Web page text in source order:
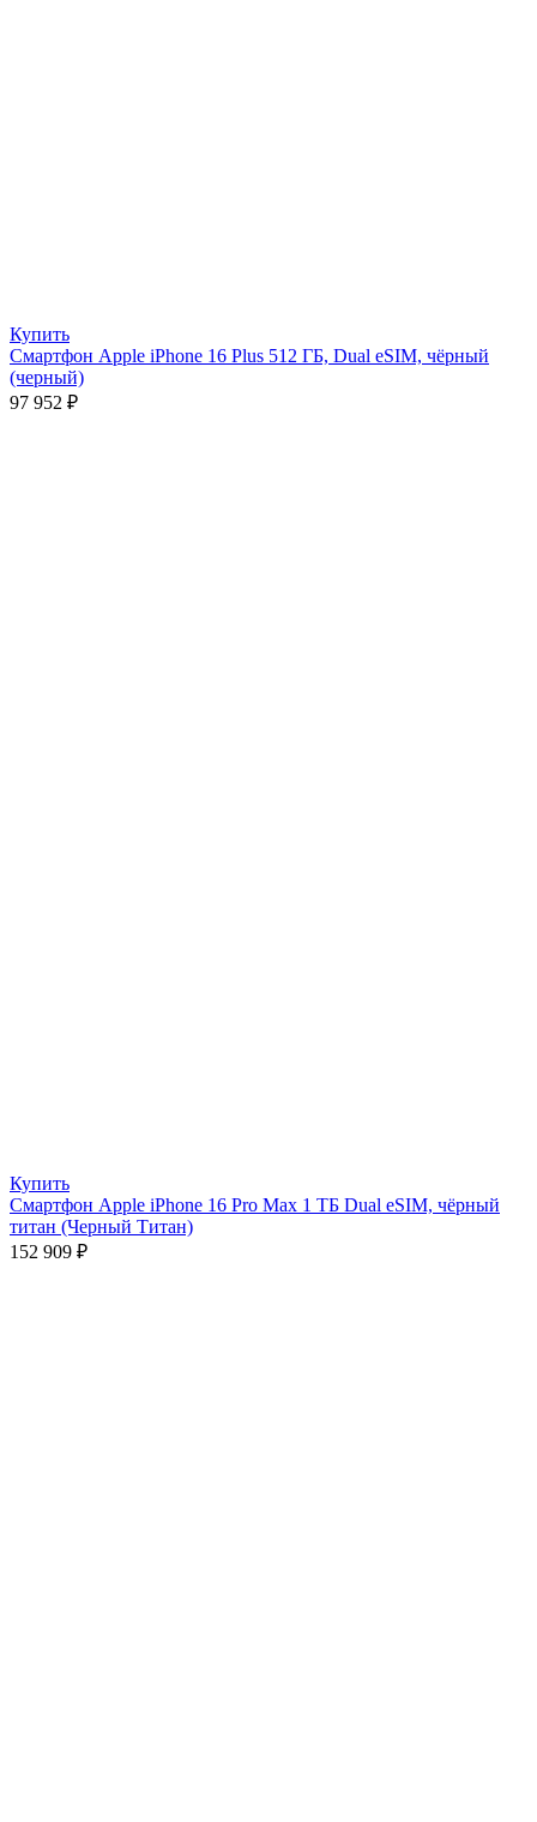
Купить
Смартфон Apple iPhone 16 Plus 512 ГБ, Dual eSIM, чёрный
(черный)
97 952 ₽
Купить
Смартфон Apple iPhone 16 Pro Max 1 ТБ Dual eSIM, чёрный
титан (Черный Титан)
152 909 ₽